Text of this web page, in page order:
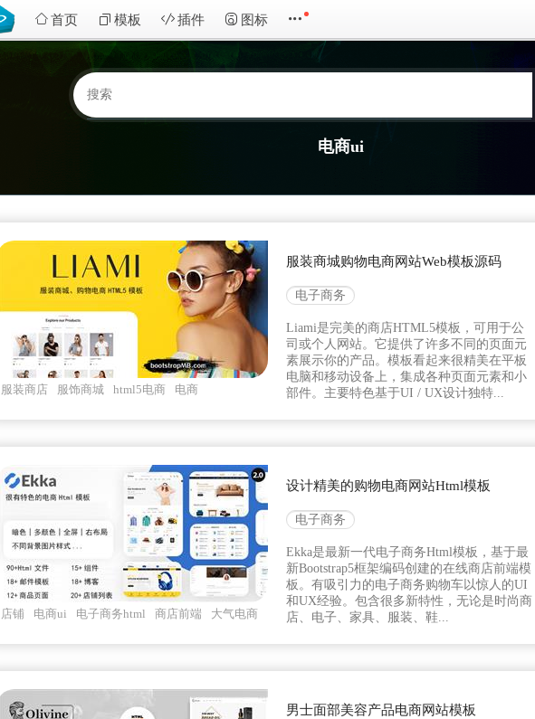
首页 模板 插件 图标
电商ui
服装商店 服饰商城 html5电商
电商
服装商城购物电商网站Web模板源码
电子商务
Liami是完美的商店HTML5模板，可用于公
司或个人网站。它提供了许多不同的页面元
素展示你的产品。模板看起来很精美在平板
电脑和移动设备上，集成各种页面元素和小
部件。主要特色基于UI / UX设计独特...
店铺 电商ui 电子商务html 商店前端 大气电商
设计精美的购物电商网站Html模板
电子商务
Ekka是最新一代电子商务Html模板，基于最
新Bootstrap5框架编码创建的在线商店前端模
板。有吸引力的电子商务购物车以惊人的UI
和UX经验。包含很多新特性，无论是时尚商
店、电子、家具、服装、鞋...
男士面部美容产品电商网站模板